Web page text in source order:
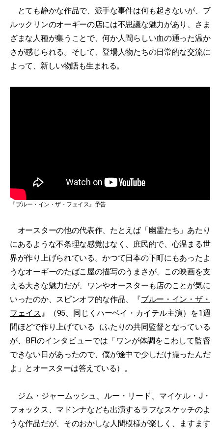
とても静かな作品で、派手な事件は何も起きないが、ブ
ルックリンのオーギーの店には不思議な魅力があり、さま
ざまな人種が集うことで、何か人間らしい血の通った温か
さが感じられる。そして、登場人物たちの日常的な交流に
よって、新しい物語も生まれる。
『ブルー・イン・ザ・フェイス』予告
オースターの他の代表作、たとえば「幽霊たち」あたり
にあるような不条理な感覚はなく、庶民的で、心温まる世
界が作り上げられている。かつて日本の下町にもあったよ
うなオーギーのたばこ屋の描写のうまさが、この映画を支
える大きな魅力だが、ワンやオースターも店のことが気に
いったのか、スピンオフ的な作品、『ブルー・イン・ザ・
フェイス 』（95、同じくハーベイ・カイテル主演）を1週
間ほどで作り上げている（ふたりの共同監督となっている
が、BFIのインタビューでは「ワンが体調をこわして監督
できない日があったので、僕が途中で少しだけ撮ったんだ
よ」とオースターは答えている）。
ジム・ジャームッシュ、ルー・リード、マイケル・J・
フォックス、マドンナなども出演するラフなスケッチのよ
うな作品だが、そのおかしな人間模様が楽しく、ますます